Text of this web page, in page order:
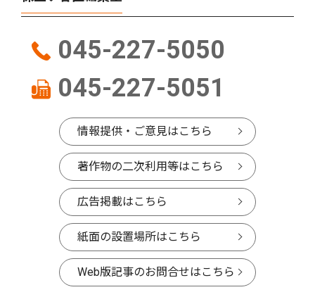
045-227-5050
045-227-5051
情報提供・ご意見はこちら
著作物の二次利用等はこちら
広告掲載はこちら
紙面の設置場所はこちら
Web版記事のお問合せはこちら